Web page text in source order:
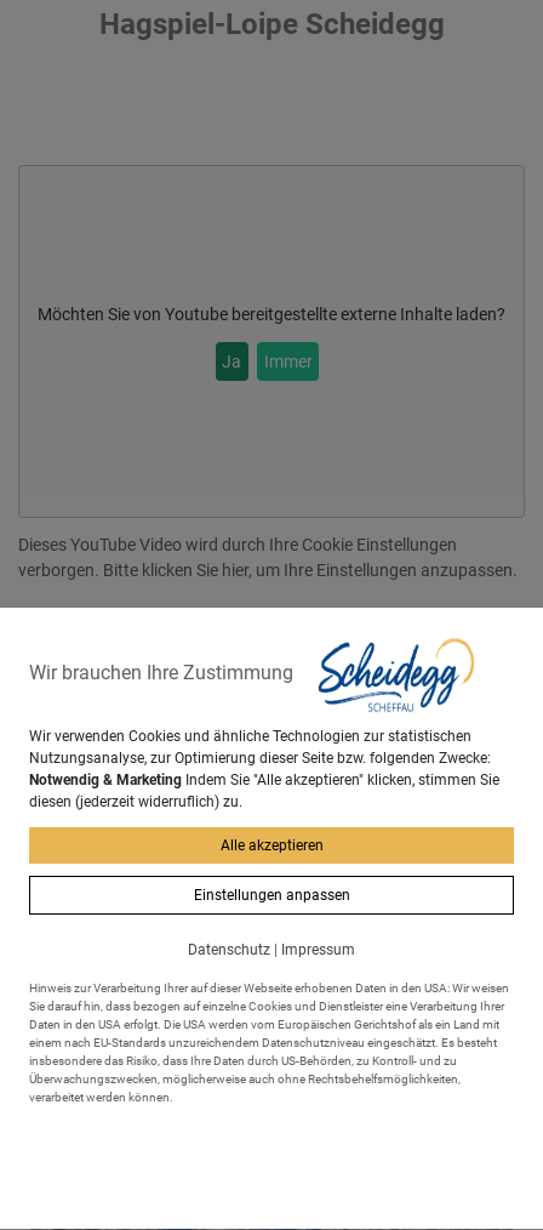
Hagspiel-Loipe Scheidegg
Möchten Sie von Youtube bereitgestellte externe Inhalte laden?
Ja Immer
Dieses YouTube Video wird durch Ihre Cookie Einstellungen
verborgen. Bitte klicken Sie hier, um Ihre Einstellungen anzupassen.
Machen Sie Ihren Urlaub
unvergesslich!
Wir brauchen Ihre Zustimmung
Wir verwenden Cookies und ähnliche Technologien zur statistischen
Nutzungsanalyse, zur Optimierung dieser Seite bzw. folgenden Zwecke:
Notwendig & Marketing Indem Sie "Alle akzeptieren" klicken, stimmen Sie
diesen (jederzeit widerruflich) zu.
Alle akzeptieren
Einstellungen anpassen
Datenschutz Impressum
Hinweis zur Verarbeitung Ihrer auf dieser Webseite erhobenen Daten in den USA: Wir weisen
Sie darauf hin, dass bezogen auf einzelne Cookies und Dienstleister eine Verarbeitung Ihrer
Daten in den USA erfolgt. Die USA werden vom Europäischen Gerichtshof als ein Land mit
einem nach EU-Standards unzureichendem Datenschutzniveau eingeschätzt. Es besteht
insbesondere das Risiko, dass Ihre Daten durch US-Behörden, zu Kontroll- und zu
Überwachungszwecken, möglicherweise auch ohne Rechtsbehelfsmöglichkeiten,
verarbeitet werden können.